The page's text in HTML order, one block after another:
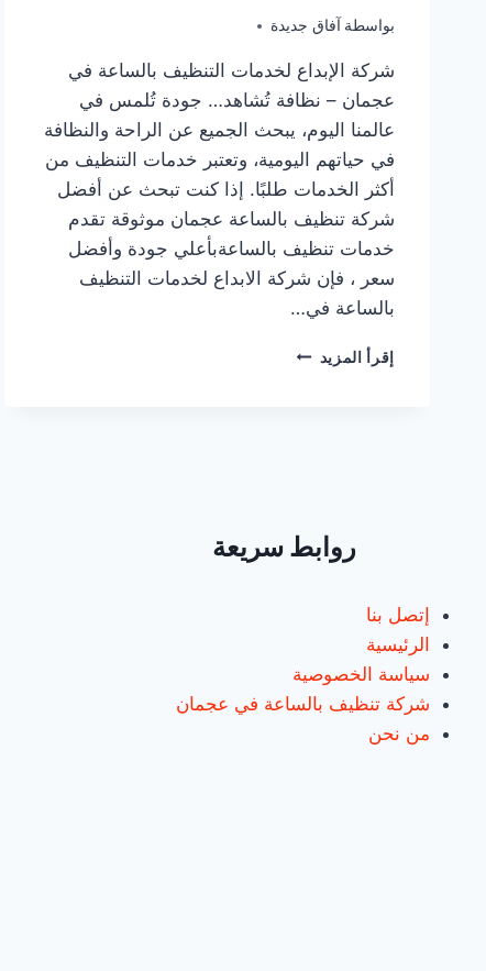
بواسطة آفاق جديدة ديسمبر 12, 2024
شركة الإبداع لخدمات التنظيف بالساعة في
عجمان – نظافة تُشاهد… جودة تُلمس في
عالمنا اليوم، يبحث الجميع عن الراحة والنظافة
في حياتهم اليومية، وتعتبر خدمات التنظيف من
أكثر الخدمات طلبًا. إذا كنت تبحث عن أفضل
شركة تنظيف بالساعة عجمان موثوقة تقدم
خدمات تنظيف بالساعةبأعلي جودة وأفضل
سعر ، فإن شركة الابداع لخدمات التنظيف
بالساعة في…
إقرأ المزيد شركة
روابط سريعة
إتصل بنا
الرئيسية
سياسة الخصوصية
شركة تنظيف بالساعة في عجمان
من نحن